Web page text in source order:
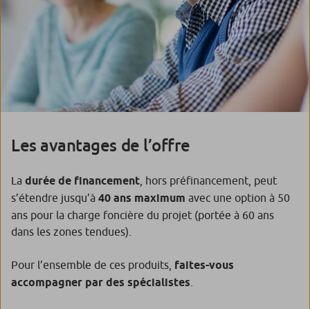
Les avantages de l’offre
La durée de financement , hors préfinancement, peut
s’étendre jusqu’à 40 ans maximum avec une option à 50
ans pour la charge foncière du projet (portée à 60 ans
dans les zones tendues).
Pour l’ensemble de ces produits, faites-vous
accompagner par des spécialistes